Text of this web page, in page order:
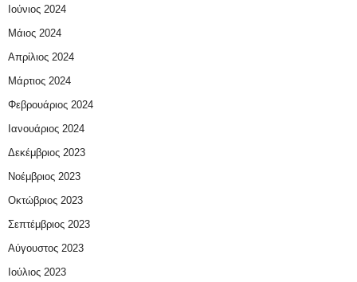
Ιούνιος 2024
Μάιος 2024
Απρίλιος 2024
Μάρτιος 2024
Φεβρουάριος 2024
Ιανουάριος 2024
Δεκέμβριος 2023
Νοέμβριος 2023
Οκτώβριος 2023
Σεπτέμβριος 2023
Αύγουστος 2023
Ιούλιος 2023